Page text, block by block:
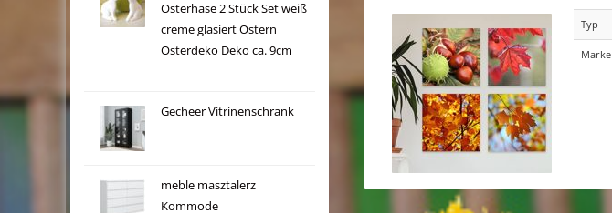
Osterhase 2 Stück Set weiß
creme glasiert Ostern
Osterdeko Deko ca. 9cm
Gecheer Vitrinenschrank
meble masztalerz
Kommode
Typ
Marke